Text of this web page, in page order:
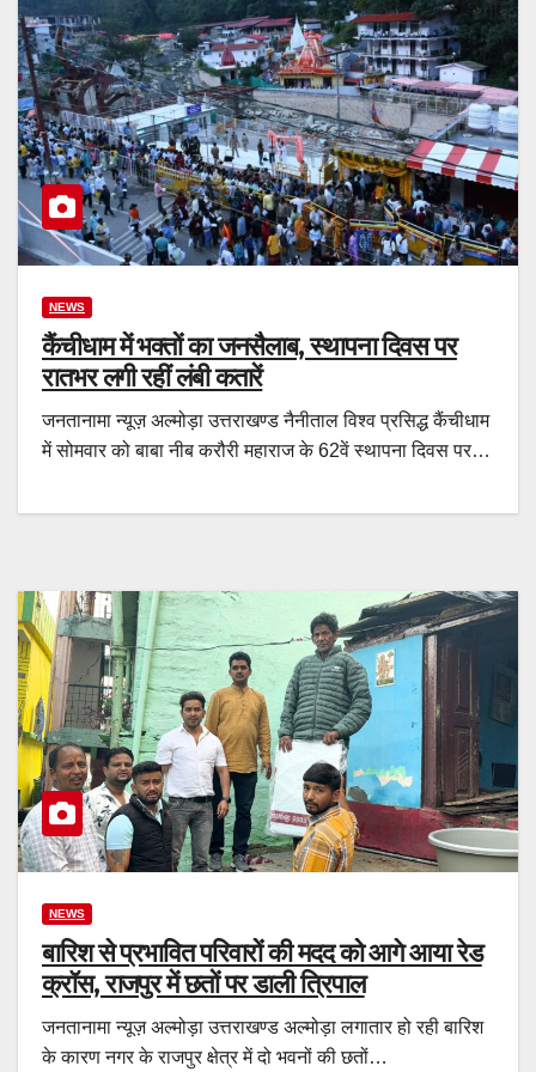
NEWS
कैंचीधाम में भक्तों का जनसैलाब, स्थापना दिवस पर
रातभर लगी रहीं लंबी कतारें
जनतानामा न्यूज़ अल्मोड़ा उत्तराखण्ड नैनीताल विश्व प्रसिद्ध कैंचीधाम
में सोमवार को बाबा नीब करौरी महाराज के 62वें स्थापना दिवस पर…
NEWS
बारिश से प्रभावित परिवारों की मदद को आगे आया रेड
क्रॉस, राजपुर में छतों पर डाली त्रिपाल
जनतानामा न्यूज़ अल्मोड़ा उत्तराखण्ड अल्मोड़ा लगातार हो रही बारिश
के कारण नगर के राजपुर क्षेत्र में दो भवनों की छतों…